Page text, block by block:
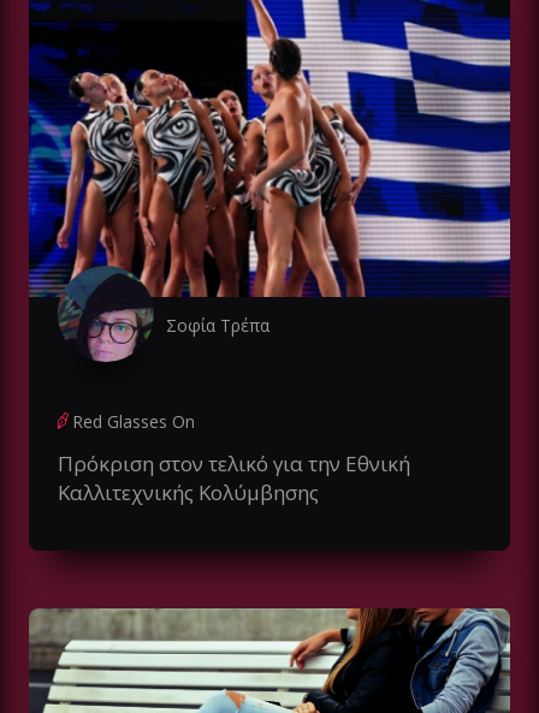
Σοφία Τρέπα
Red Glasses On
Πρόκριση στον τελικό για την Εθνική
Καλλιτεχνικής Κολύμβησης